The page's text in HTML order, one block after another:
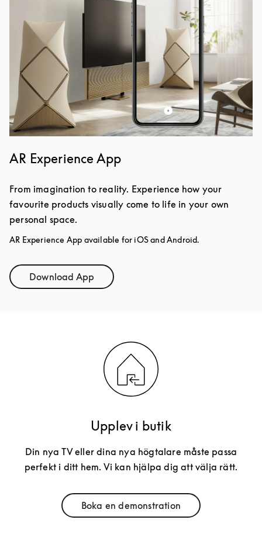
AR Experience App
From imagination to reality. Experience how your
favourite products visually come to life in your own
personal space.
AR Experience App available for iOS and Android.
Download AppLink Opens in New Tab
Upplev i butik
Din nya TV eller dina nya högtalare måste passa
perfekt i ditt hem. Vi kan hjälpa dig att välja rätt.
Boka en demonstration
Link Opens in New Tab